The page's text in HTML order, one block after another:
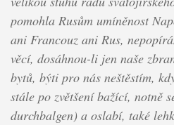
pomohla Rusům umíněnost
ani Francouz ani Rus,
věcí, dosáhnou-li jen naše
bytů, býti pro nás neštěstím,
stále po zvětšení bažící, notně
durchbalgen) a oslabí, také